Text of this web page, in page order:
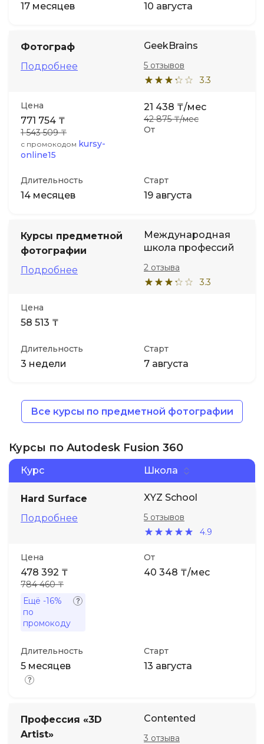
17 месяцев 10 августа
Фотограф
Подробнее
GeekBrains
3.3
5 отзывов
Цена
771 754 ₸
1 543 509 ₸
с промокодом kursy-
online15
От
21 438 ₸/мес
42 875 ₸/мес
Длительность
14 месяцев
Старт
19 августа
Курсы предметной
фотографии
Подробнее
Международная
школа профессий
3.3
2 отзыва
Цена
58 513 ₸
Длительность
3 недели
Старт
7 августа
Все курсы по предметной фотографии
Курсы по Autodesk Fusion 360
Курс Школа
Hard Surface
Подробнее
XYZ School
4.9
5 отзывов
Цена
478 392 ₸
784 460 ₸
Ещё -16%
по
промокоду
От
40 348 ₸/мес
Длительность
5 месяцев
Старт
13 августа
Профессия «3D
Artist»
Contented
3 отзыва